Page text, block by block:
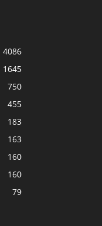
4086
1645
750
455
183
163
160
160
79